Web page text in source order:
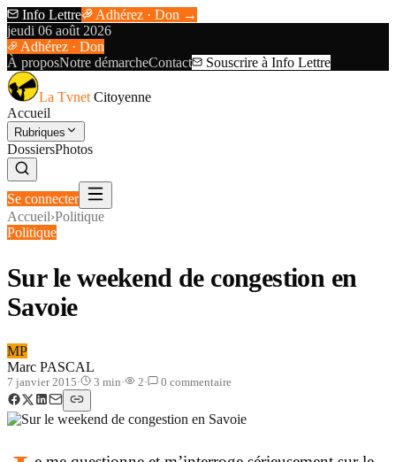
Info Lettre
Adhérez · Don →
jeudi 06 août 2026
Adhérez · Don
À proposNotre démarcheContact Souscrire à Info Lettre
La Tvnet Citoyenne
Accueil
Rubriques
DossiersPhotos
Se connecter
Accueil›Politique
Politique
Sur le weekend de congestion en
Savoie
MP
Marc PASCAL
7 janvier 2015· 3 min· 2· 0 commentaire